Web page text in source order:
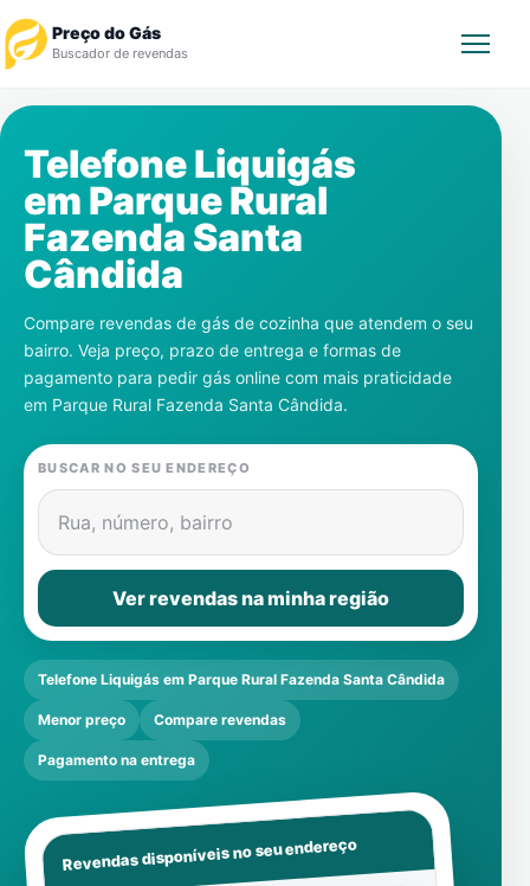
Preço do Gás
Buscador de revendas
Revendedor
Notícias
Cadastre-se
Gás
Telefone Liquigás
em Parque Rural
Fazenda Santa
Cândida
Compare revendas de gás de cozinha que atendem o seu
bairro. Veja preço, prazo de entrega e formas de
pagamento para pedir gás online com mais praticidade
em Parque Rural Fazenda Santa Cândida.
BUSCAR NO SEU ENDEREÇO
Rua, número, bairro
Ver revendas na minha região
Telefone Liquigás em Parque Rural Fazenda Santa Cândida
Menor preço Compare revendas
Pagamento na entrega
Revendas disponíveis no seu endereço